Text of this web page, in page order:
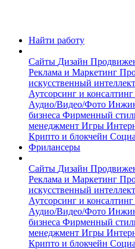
Найти работу
Сайты Дизайн
Реклама и Маркетинг
искусственный интеллект
Аутсорсинг и консалтинг
Аудио/Видео/Фото
бизнеса Фирменный
менеджмент Игры
Крипто и блокчейн
Фрилансеры
Сайты Дизайн
Реклама и Маркетинг
искусственный интеллект
Аутсорсинг и консалтинг
Аудио/Видео/Фото
бизнеса Фирменный
менеджмент Игры
Крипто и блокчейн